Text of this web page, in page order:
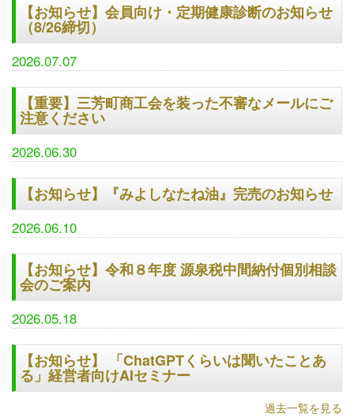
【お知らせ】会員向け・定期健康診断のお知らせ
（8/26締切）
2026.07.07
【重要】三芳町商工会を装った不審なメールにご
注意ください
2026.06.30
【お知らせ】『みよしなたね油』完売のお知らせ
2026.06.10
【お知らせ】令和８年度 源泉税中間納付個別相談
会のご案内
2026.05.18
【お知らせ】 「ChatGPTくらいは聞いたことあ
る」経営者向けAIセミナー
過去一覧を見る